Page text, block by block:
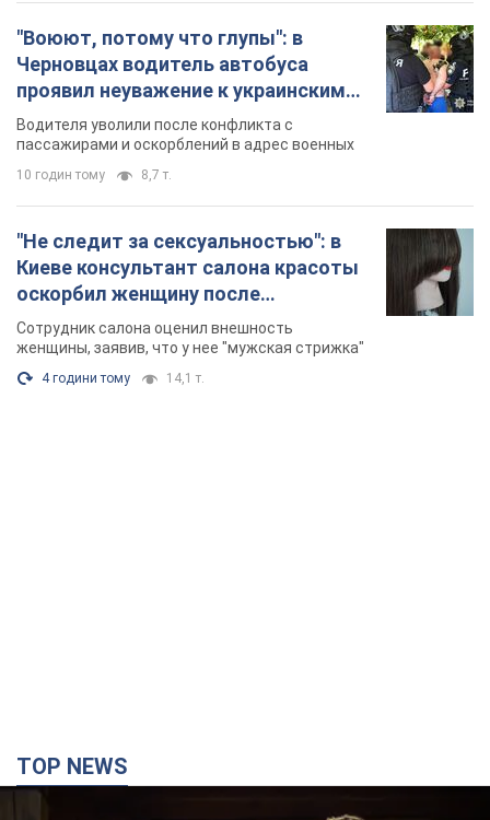
"Воюют, потому что глупы": в
Черновцах водитель автобуса
проявил неуважение к украинским
военным и поплатился за это.
Видео
Водителя уволили после конфликта с
пассажирами и оскорблений в адрес военных
10 годин тому 8,7 т.
"Не следит за сексуальностью": в
Киеве консультант салона красоты
оскорбил женщину после
химиотерапии, разгорелся скандал.
Фото
Сотрудник салона оценил внешность
женщины, заявив, что у нее "мужская стрижка"
4 години тому 14,1 т.
TOP NEWS